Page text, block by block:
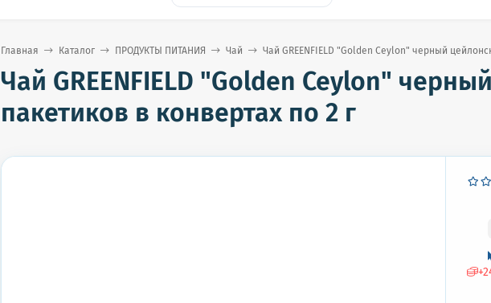
Главная Каталог ПРОДУКТЫ ПИТАНИЯ Чай Чай GREENFIELD "Golden Ceylon" черный
Чай GREENFIELD "Golden Ceylon"
пакетиков в конвертах по 2 г
+